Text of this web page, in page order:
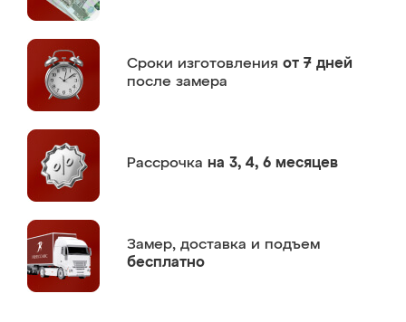
Сроки изготовления от 7 дней
после замера
Рассрочка на 3, 4, 6 месяцев
Замер, доставка и подъем
бесплатно